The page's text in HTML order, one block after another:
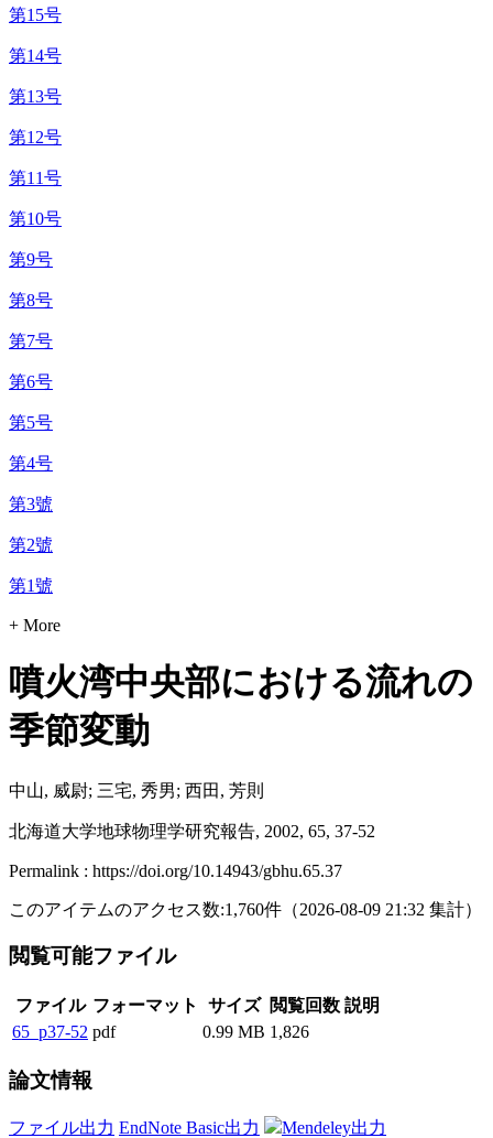
第15号
第14号
第13号
第12号
第11号
第10号
第9号
第8号
第7号
第6号
第5号
第4号
第3號
第2號
第1號
+ More
噴火湾中央部における流れの
季節変動
中山, 威尉; 三宅, 秀男; 西田, 芳則
北海道大学地球物理学研究報告, 2002, 65, 37-52
Permalink : https://doi.org/10.14943/gbhu.65.37
このアイテムのアクセス数:1,760件 （2026-08-09 21:32 集計）
閲覧可能ファイル
ファイル フォーマット サイズ 閲覧回数 説明
65_p37-52 pdf 0.99 MB 1,826
論文情報
ファイル出力 EndNote Basic出力 Mendeley出力